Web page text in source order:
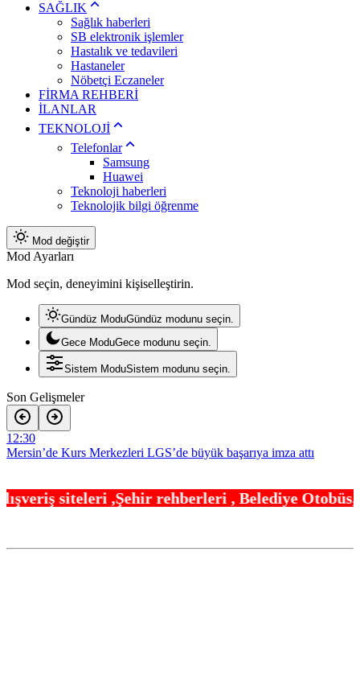
SAĞLIK
Sağlık haberleri
SB elektronik işlemler
Hastalık ve tedavileri
Hastaneler
Nöbetçi Eczaneler
FİRMA REHBERİ
İLANLAR
TEKNOLOJİ
Telefonlar
Samsung
Huawei
Teknoloji haberleri
Teknolojik bilgi öğrenme
Mod değiştir
Mod Ayarları
Mod seçin, deneyimini kişiselleştirin.
Gündüz ModuGündüz modunu seçin.
Gece ModuGece modunu seçin.
Sistem ModuSistem modunu seçin.
Son Gelişmeler
12:30
Mersin’de Kurs Merkezleri LGS’de büyük başarıya imza attı
Konya’da Genç KOMEK ve Bilgehaneler’de eğlenceli yaz
,Şehir rehberleri , Belediye